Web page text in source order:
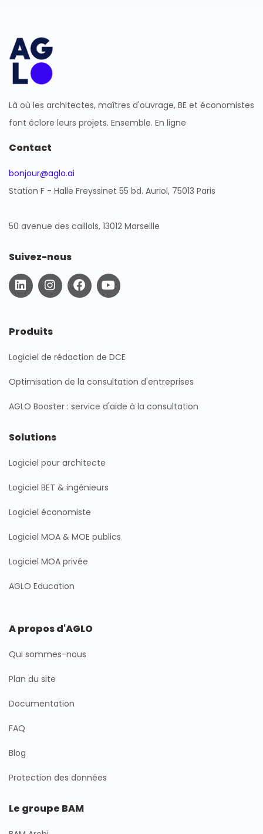
Là où les architectes, maîtres d'ouvrage, BE et économistes
font éclore leurs projets. Ensemble. En ligne
Contact
bonjour@aglo.ai
Station F - Halle Freyssinet 55 bd. Auriol, 75013 Paris
50 avenue des caillols, 13012 Marseille
Suivez-nous
L
i
n
e
d
n
I
n
s
a
g
a
F
a
c
k
Y
o
u
Produits
Logiciel de rédaction de DCE
Optimisation de la consultation d'entreprises
AGLO Booster : service d'aide à la consultation
Solutions
Logiciel pour architecte
Logiciel BET & ingénieurs
Logiciel économiste
Logiciel MOA & MOE publics
Logiciel MOA privée
AGLO Education
A propos d'AGLO
Qui sommes-nous
Plan du site
Documentation
FAQ
Blog
Protection des données
Le groupe BAM